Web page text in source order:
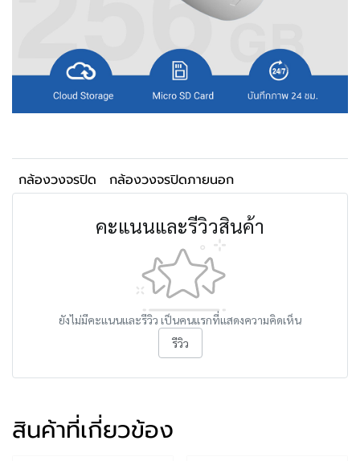
กล้องวงจรปิด กล้องวงจรปิดภายนอก
คะแนนและรีวิวสินค้า
ยังไม่มีคะแนนและรีวิว เป็นคนแรกที่แสดงความคิดเห็น
รีวิว
สินค้าที่เกี่ยวข้อง